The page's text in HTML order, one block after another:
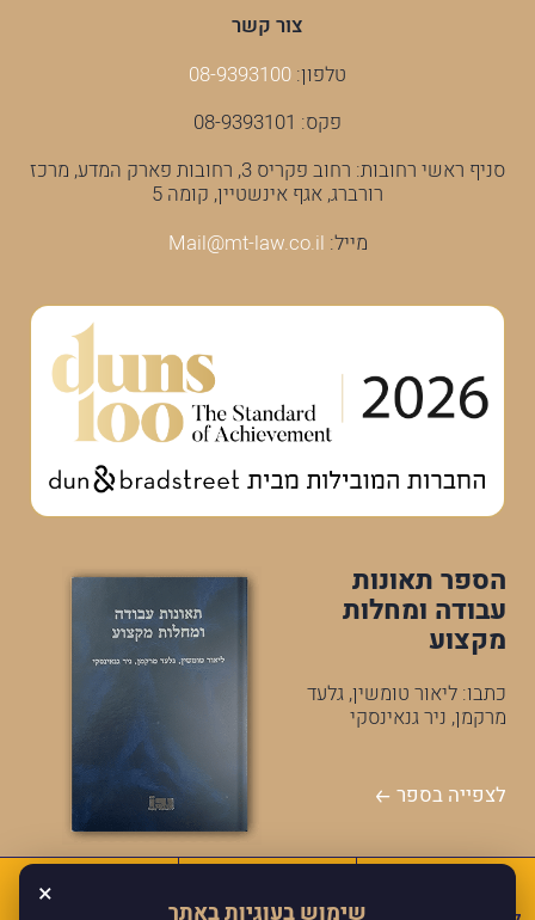
צור קשר
טלפון: 08-9393100
פקס: 08-9393101
סניף ראשי רחובות: רחוב פקריס 3, רחובות פארק המדע, מרכז
רורברג, אגף אינשטיין, קומה 5
מייל: Mail@mt-law.co.il
הספר תאונות
עבודה ומחלות
מקצוע
כתבו: ליאור טומשין, גלעד
מרקמן, ניר גנאינסקי
לצפייה בספר
×
שימוש בעוגיות באתר